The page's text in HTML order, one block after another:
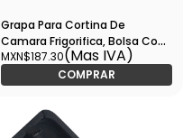
Grapa Para Cortina De
Camara Frigorifica, Bolsa Con
10 Pzs - GPCTCF001
MXN$187.30(Mas IVA)
COMPRAR